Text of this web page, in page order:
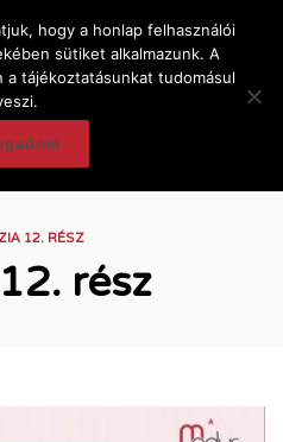
12. RÉSZ
rész
hogy a honlap felhasználói
sütiket alkalmazunk. A
a tájékoztatásunkat tudomásul